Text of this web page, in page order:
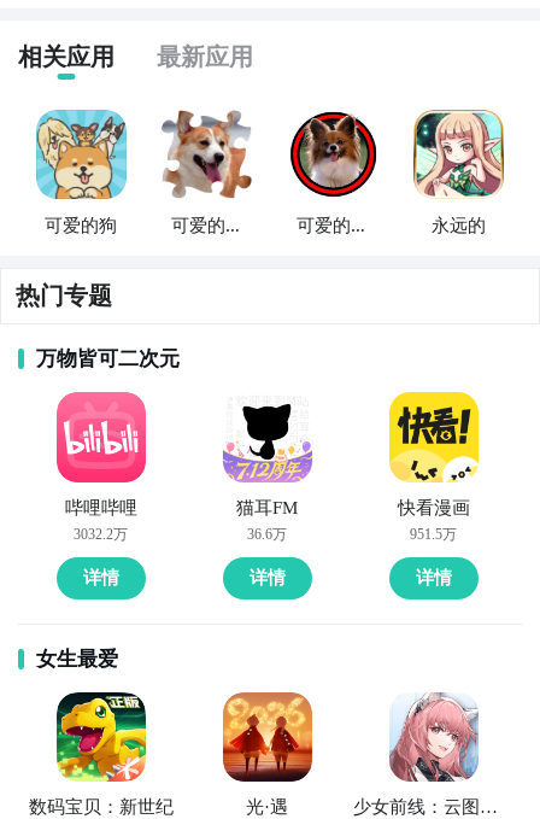
全球好游抢先下 福利礼包免费领 官方直播陪你玩
立即下载
相关应用 最新应用
可爱的狗
可爱的狗
可爱的狗
永远的
热门专题
万物皆可二次元
哔哩哔哩
3032.2万
详情
猫耳FM
36.6万
详情
快看漫画
951.5万
详情
女生最爱
数码宝贝：新世纪 光·遇 少女前线：云图计划